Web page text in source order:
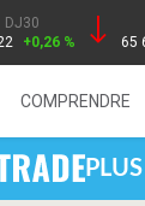
DJ30
+0,26 %
65
COMPRENDRE